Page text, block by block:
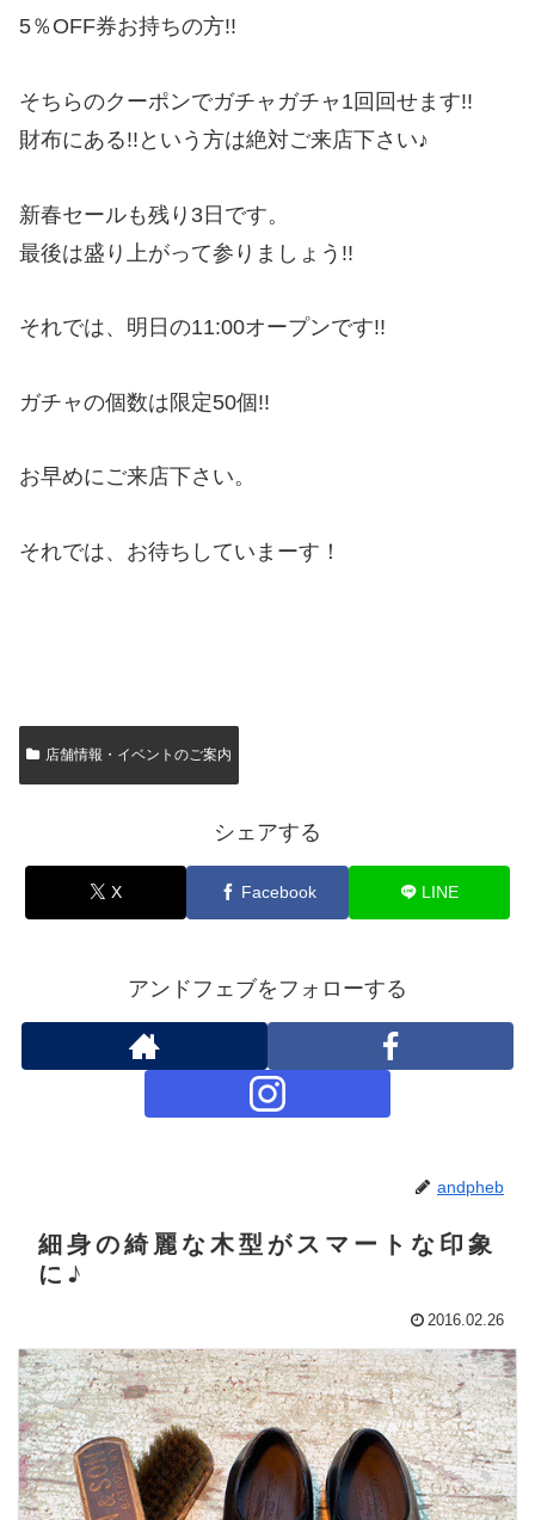
5％OFF券お持ちの方!!
そちらのクーポンでガチャガチャ1回回せます!!
財布にある!!という方は絶対ご来店下さい♪
新春セールも残り3日です。
最後は盛り上がって参りましょう!!
それでは、明日の11:00オープンです!!
ガチャの個数は限定50個!!
お早めにご来店下さい。
それでは、お待ちしていまーす！
店舗情報・イベントのご案内
シェアする
X Facebook LINE
アンドフェブをフォローする
andpheb
細身の綺麗な木型がスマートな印象
に♪
2016.02.26